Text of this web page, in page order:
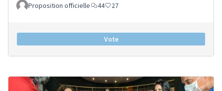
Proposition officielle 44 27
Vote